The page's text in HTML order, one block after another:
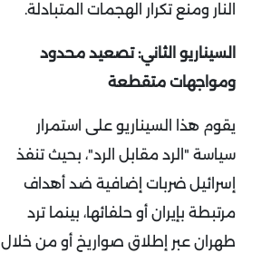
النار ومنع تكرار الهجمات المتبادلة.
السيناريو الثاني: تصعيد محدود
ومواجهات متقطعة
يقوم هذا السيناريو على استمرار
سياسة "الرد مقابل الرد"، بحيث تنفذ
إسرائيل ضربات إضافية ضد أهداف
مرتبطة بإيران أو حلفائها، بينما ترد
طهران عبر إطلاق صواريخ أو من خلال